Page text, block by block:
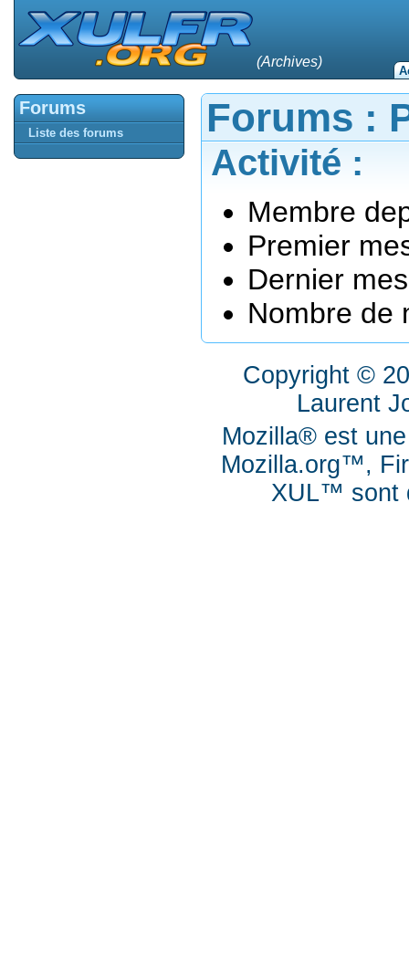
(Archives)
Forums :
Activité :
Membre
Premier
Dernier
Nombre de
Forums
Liste des forums
Copyright ©
Laurent
Mozilla® est
Mozilla.org™,
XUL™ sont